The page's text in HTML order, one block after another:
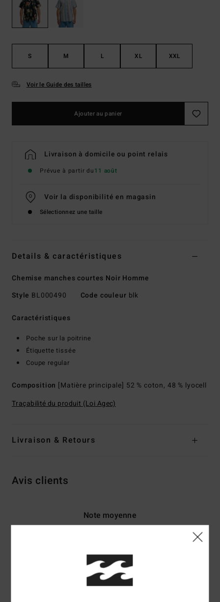
S M L XL XXL
Voir le Guide des tailles
Ajouter au panier
Livraison à domicile ou point relais
Prévue à partir du11 août
Voir la disponibilité en magasin
Sélectionnez une taille
Details & caractéristiques
Chemise manches courtes Noir Homme
Style BL000490 Code couleur blk
Caractéristiques
Poche sur la poitrine
Étiquette tissée
Coupe regular
Composition [Matière principale] 52 % coton, 48 % lyocell
Traçabilité du produit (Loi Agec)
Livraison & Retours
Avis clients
Note moyenne
5.0
2 avis vérifiésdepuis mai 2026
100% de nos clients recommandent ce produit